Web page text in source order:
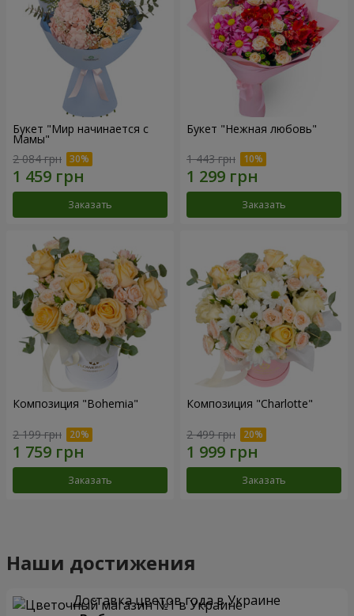
Букет "Мир начинается с
Мамы"
2 084 грн
Заказать
Букет "Нежная любовь"
1 443 грн
Заказать
Композиция "Bohemia"
2 199 грн
Заказать
Композиция "Charlotte"
2 499 грн
Заказать
Наши достижения
Доставка цветов года в Украине